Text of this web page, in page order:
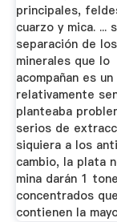
principales,
cuarzo y mica. ...
separación de los
minerales que lo
acompañan es
relativamente
planteaba
serios de
siquiera a los
cambio, la plata
mina darán 1
concentrados que
contienen la